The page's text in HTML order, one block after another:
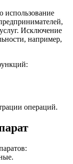
использование
Исключение
например,
операций.